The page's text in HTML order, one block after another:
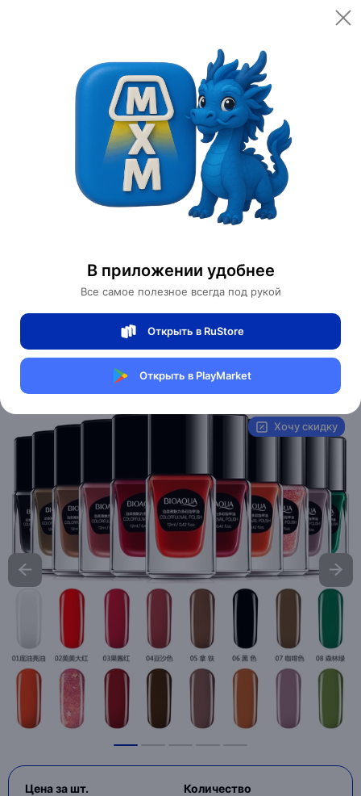
В приложении удобнее
Все самое полезное всегда под рукой
Открыть в RuStore
Открыть в PlayMarket
Открыть
Категории
Товары для красоты
Декоративная косметика
Лак для ногтей Colorful Nail Polish
1 отзывов 0
Магазин Bioaqua
Артикул: BQY7093
Хочу скидку
Цена за шт. Количество